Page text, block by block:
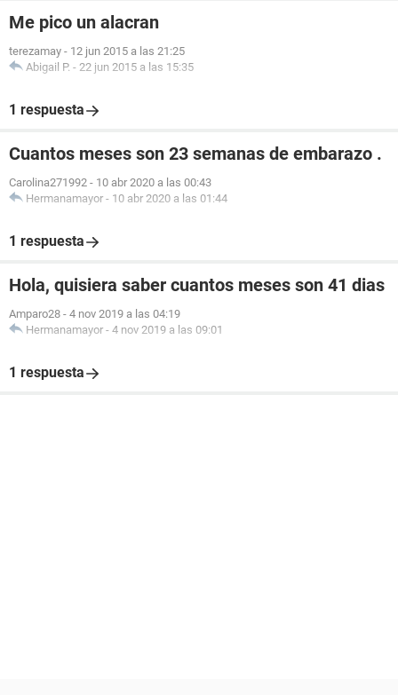
Me pico un alacran
terezamay - 12 jun 2015 a las 21:25
Abigail P. - 22 jun 2015 a las 15:35
1 respuesta
Cuantos meses son 23 semanas de embarazo .
Carolina271992 - 10 abr 2020 a las 00:43
Hermanamayor - 10 abr 2020 a las 01:44
1 respuesta
Hola, quisiera saber cuantos meses son 41 dias
Amparo28 - 4 nov 2019 a las 04:19
Hermanamayor - 4 nov 2019 a las 09:01
1 respuesta